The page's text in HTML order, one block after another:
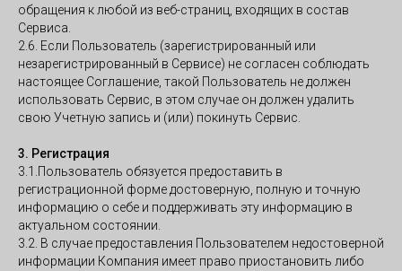
обращения к любой из веб-страниц, входящих в состав
Сервиса.
2.6. Если Пользователь (зарегистрированный или
незарегистрированный в Сервисе) не согласен соблюдать
настоящее Соглашение, такой Пользователь не должен
использовать Сервис, в этом случае он должен удалить
свою Учетную запись и (или) покинуть Сервис.
3. Регистрация
3.1.Пользователь обязуется предоставить в
регистрационной форме достоверную, полную и точную
информацию о себе и поддерживать эту информацию в
актуальном состоянии.
3.2. В случае предоставления Пользователем недостоверной
информации Компания имеет право приостановить либо